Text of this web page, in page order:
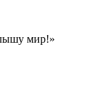
мир!»